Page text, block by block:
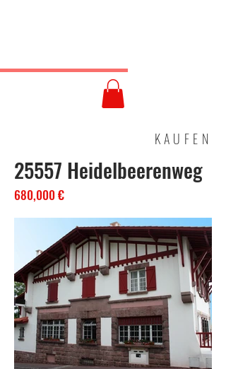
KAUFEN
25557 Heidelbeerenweg
680,000 €